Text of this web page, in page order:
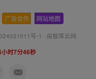
广告合作 网站地图
号-1 · 由智库云网
时7分46秒